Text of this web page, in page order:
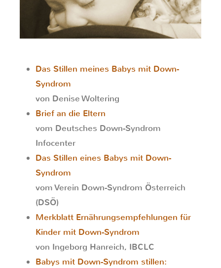
Das Stillen meines Babys mit Down-
Syndrom
von Denise Woltering
Brief an die Eltern
vom Deutsches Down-Syndrom
Infocenter
Das Stillen eines Babys mit Down-
Syndrom
vom Verein Down-Syndrom Österreich
(DSÖ)
Merkblatt Ernährungsempfehlungen für
Kinder mit Down-Syndrom
von Ingeborg Hanreich, IBCLC
Babys mit Down-Syndrom stillen: